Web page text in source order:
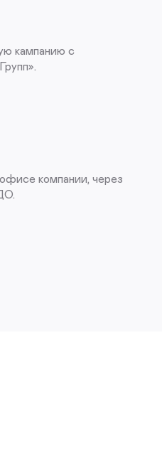
кампанию с
компании, через